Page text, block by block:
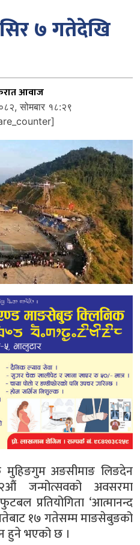
७ गतेदेखि
आवाज
सोमबार १८:२९
मुहिङगुम अङसीमाङ लिङदेन
जन्मोत्सवको अवसरमा
प्रतियोगिता ‘आत्मानन्द
१७ गतेसम्म माङसेबुङको
हुने भएको छ ।